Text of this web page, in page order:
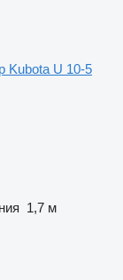
Kubota U 10-5
1,7 м